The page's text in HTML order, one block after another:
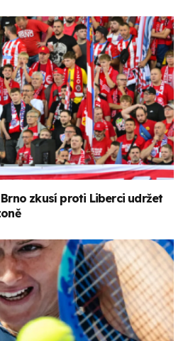
zkusí proti Liberci udržet